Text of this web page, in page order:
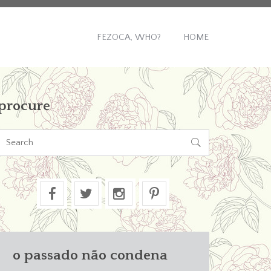
FEZOCA, WHO? HOME

o passado não condena